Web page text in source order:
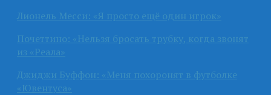
Лионель Месси: «Я просто ещё один игрок»
Почеттино: «Нельзя бросать трубку, когда звонят
из «Реала»
Джиджи Буффон: «Меня похоронят в футболке
«Ювентуса»